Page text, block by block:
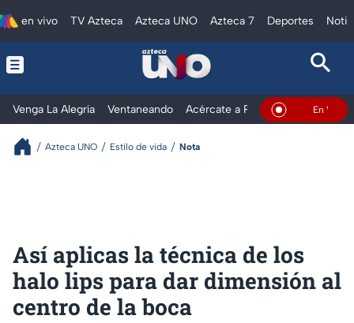
en vivo TV Azteca Azteca UNO Azteca 7 Deportes
Venga La Alegría Ventaneando Acércate a Rocío Al Extremo
En Vivo
Azteca UNO Estilo de vida Nota
Así aplicas la técnica de los
halo lips para dar dimensión al
centro de la boca